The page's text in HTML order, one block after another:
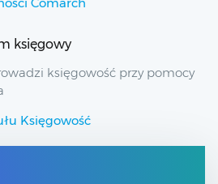
księgowy
księgowość przy pomocy
Księgowość